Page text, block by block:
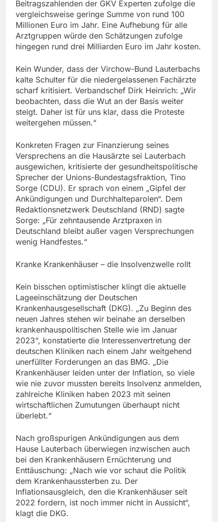
Beitragszahlenden der GKV Experten zufolge die
vergleichsweise geringe Summe von rund 100
Millionen Euro im Jahr. Eine Aufhebung für alle
Arztgruppen würde den Schätzungen zufolge
hingegen rund drei Milliarden Euro im Jahr kosten.
Kein Wunder, dass der Virchow-Bund Lauterbachs
kalte Schulter für die niedergelassenen Fachärzte
scharf kritisiert. Verbandschef Dirk Heinrich: „Wir
beobachten, dass die Wut an der Basis weiter
steigt. Daher ist für uns klar, dass die Proteste
weitergehen müssen.“
Konkreten Fragen zur Finanzierung seines
Versprechens an die Hausärzte sei Lauterbach
ausgewichen, kritisierte der gesundheitspolitische
Sprecher der Unions-Bundestagsfraktion, Tino
Sorge (CDU). Er sprach von einem „Gipfel der
Ankündigungen und Durchhalteparolen“. Dem
Redaktionsnetzwerk Deutschland (RND) sagte
Sorge: „Für zehntausende Arztpraxen in
Deutschland bleibt außer vagen Versprechungen
wenig Handfestes.“
Kranke Krankenhäuser – die Insolvenzwelle rollt
Kein bisschen optimistischer klingt die aktuelle
Lageeinschätzung der Deutschen
Krankenhausgesellschaft (DKG). „Zu Beginn des
neuen Jahres stehen wir beinahe an derselben
krankenhauspolitischen Stelle wie im Januar
2023“, konstatierte die Interessenvertretung der
deutschen Kliniken nach einem Jahr weitgehend
unerfüllter Forderungen an das BMG. „Die
Krankenhäuser leiden unter der Inflation, so viele
wie nie zuvor mussten bereits Insolvenz anmelden,
zahlreiche Kliniken haben 2023 mit seinen
wirtschaftlichen Zumutungen überhaupt nicht
überlebt.“
Nach großspurigen Ankündigungen aus dem
Hause Lauterbach überwiegen inzwischen auch
bei den Krankenhäusern Ernüchterung und
Enttäuschung: „Nach wie vor schaut die Politik
dem Krankenhaussterben zu. Der
Inflationsausgleich, den die Krankenhäuser seit
2022 fordern, ist noch immer nicht in Aussicht“,
klagt die DKG.